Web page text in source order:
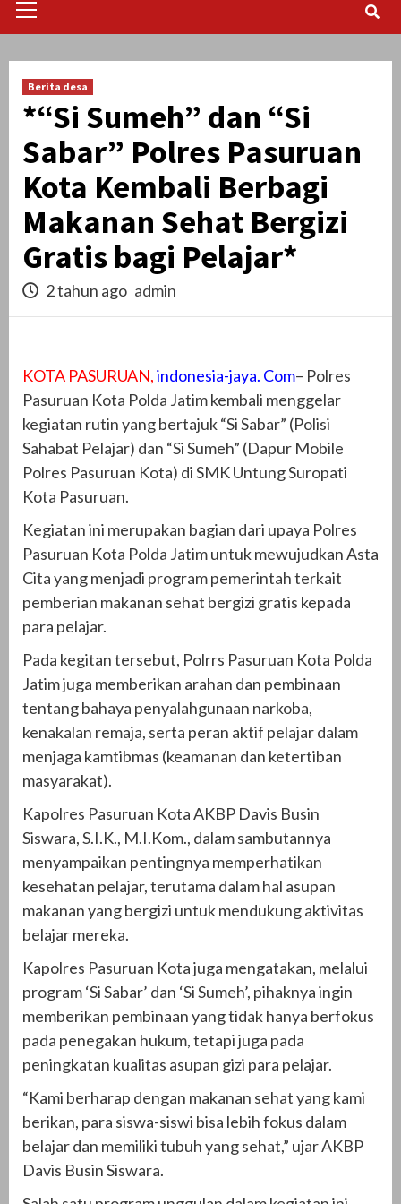
Menu
Berita desa
*“Si Sumeh” dan “Si
Sabar” Polres Pasuruan
Kota Kembali Berbagi
Makanan Sehat Bergizi
Gratis bagi Pelajar*
2 tahun ago admin
KOTA PASURUAN,indonesia-jaya. Com– Polres
Pasuruan Kota Polda Jatim kembali menggelar
kegiatan rutin yang bertajuk “Si Sabar” (Polisi
Sahabat Pelajar) dan “Si Sumeh” (Dapur Mobile
Polres Pasuruan Kota) di SMK Untung Suropati
Kota Pasuruan.
Kegiatan ini merupakan bagian dari upaya Polres
Pasuruan Kota Polda Jatim untuk mewujudkan Asta
Cita yang menjadi program pemerintah terkait
pemberian makanan sehat bergizi gratis kepada
para pelajar.
Pada kegitan tersebut, Polrrs Pasuruan Kota Polda
Jatim juga memberikan arahan dan pembinaan
tentang bahaya penyalahgunaan narkoba,
kenakalan remaja, serta peran aktif pelajar dalam
menjaga kamtibmas (keamanan dan ketertiban
masyarakat).
Kapolres Pasuruan Kota AKBP Davis Busin
Siswara, S.I.K., M.I.Kom., dalam sambutannya
menyampaikan pentingnya memperhatikan
kesehatan pelajar, terutama dalam hal asupan
makanan yang bergizi untuk mendukung aktivitas
belajar mereka.
Kapolres Pasuruan Kota juga mengatakan, melalui
program ‘Si Sabar’ dan ‘Si Sumeh’, pihaknya ingin
memberikan pembinaan yang tidak hanya berfokus
pada penegakan hukum, tetapi juga pada
peningkatan kualitas asupan gizi para pelajar.
“Kami berharap dengan makanan sehat yang kami
berikan, para siswa-siswi bisa lebih fokus dalam
belajar dan memiliki tubuh yang sehat,” ujar AKBP
Davis Busin Siswara.